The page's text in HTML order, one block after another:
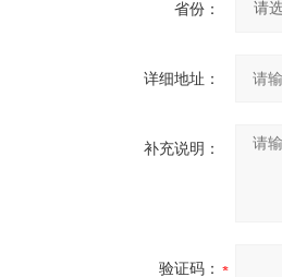
省份：
详细地址：
补充说明：
验证码：